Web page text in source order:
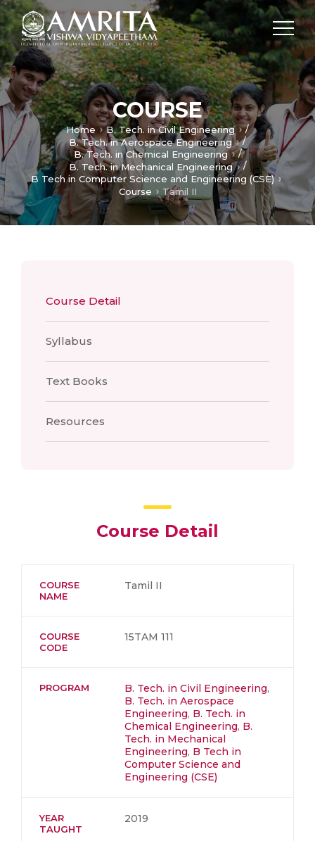
COURSE
Home B. Tech. in Civil Engineering
/
B. Tech. in Aerospace Engineering
/
B. Tech. in Chemical Engineering
/
B. Tech. in Mechanical Engineering
/
B Tech in Computer Science and Engineering (CSE)
Course
Tamil II
Course Detail
Syllabus
Text Books
Resources
Course Detail
COURSE
NAME
Tamil II
COURSE
CODE
15TAM 111
PROGRAM B. Tech. in Civil Engineering,
B. Tech. in Aerospace
Engineering, B. Tech. in
Chemical Engineering, B.
Tech. in Mechanical
Engineering, B Tech in
Computer Science and
Engineering (CSE)
YEAR
TAUGHT
2019